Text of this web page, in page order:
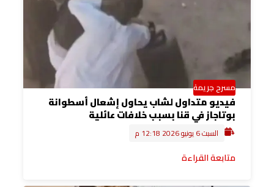
مسرح جريمة
فيديو متداول لشاب يحاول إشعال أسطوانة
بوتاجاز في قنا بسبب خلافات عائلية
السبت 6 يونيو 2026 12:18 م
متابعة القراءة